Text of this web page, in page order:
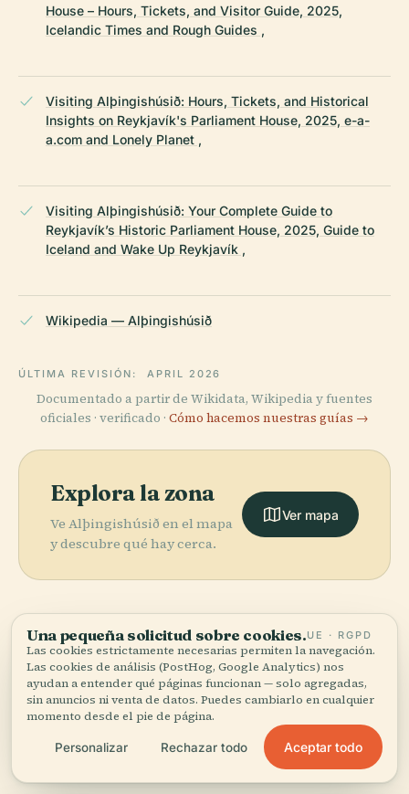
House – Hours, Tickets, and Visitor Guide, 2025,
Icelandic Times and Rough Guides ,
Visiting Alþingishúsið: Hours, Tickets, and Historical
Insights on Reykjavík's Parliament House, 2025, e-a-
a.com and Lonely Planet ,
Visiting Alþingishúsið: Your Complete Guide to
Reykjavík’s Historic Parliament House, 2025, Guide to
Iceland and Wake Up Reykjavík ,
Wikipedia — Alþingishúsið
ÚLTIMA REVISIÓN: APRIL 2026
Documentado a partir de Wikidata, Wikipedia y fuentes
oficiales · verificado · Cómo hacemos nuestras guías →
Explora la zona
Ve Alþingishúsið en el mapa
y descubre qué hay cerca.
Ver mapa
More inReikiavik.
52 lugares por descubrir — unos cuantos que merece la
Hallgrímskirkja
PLACE
Nacional de
Islandia
PLACE
Nacional de
Galería
Nacional de
Islandia
Una pequeña solicitud sobre cookies.UE · RGPD
Las cookies estrictamente necesarias permiten la navegación.
Las cookies de análisis (PostHog, Google Analytics) nos
ayudan a entender qué páginas funcionan — solo agregadas,
sin anuncios ni venta de datos. Puedes cambiarlo en cualquier
momento desde el pie de página.
Personalizar Rechazar todo Aceptar todo